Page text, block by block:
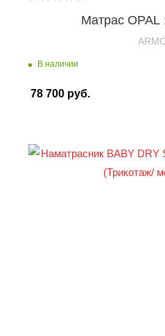
Матрас OPAL
В наличии
78 700 руб.